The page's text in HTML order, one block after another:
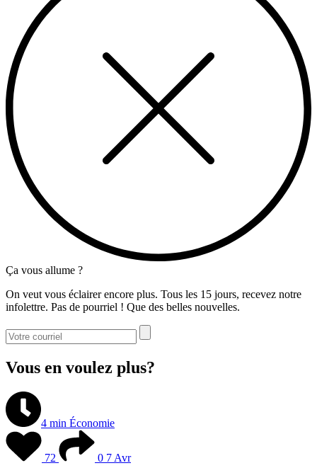
Ça vous allume ?
On veut vous éclairer encore plus. Tous les 15 jours, recevez notre
infolettre. Pas de pourriel ! Que des belles nouvelles.
Vous en voulez plus?
4 min Économie
72 0 7 Avr